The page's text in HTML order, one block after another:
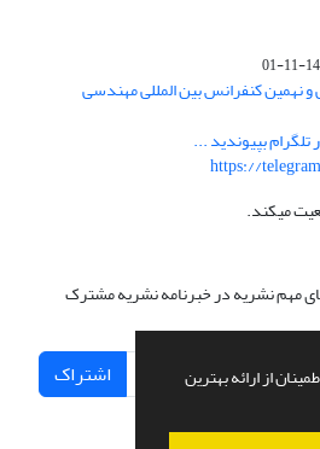
از ارائه بهترین
نهمین کنفرانس بین المللی مهندسی
تلگرام بپیوندید ...
https://
مهم نشریه در خبرنامه نشریه مشترک
اشتراک